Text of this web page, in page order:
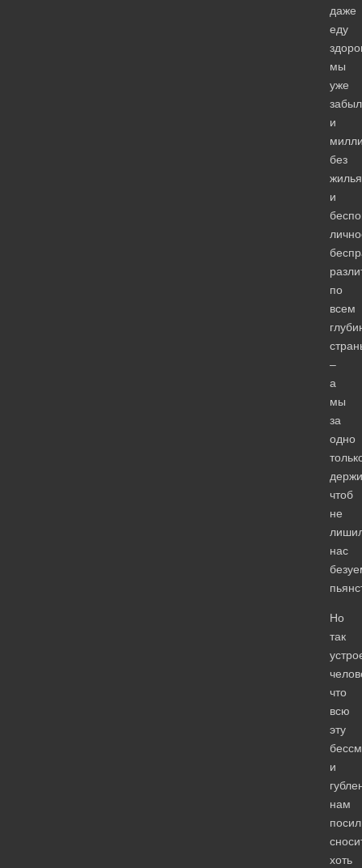
даже
еду
мы
уже
и
без
и
по
всем
–
а
мы
за
одно
чтоб
не
нас
Но
так
что
всю
эту
и
нам
хоть